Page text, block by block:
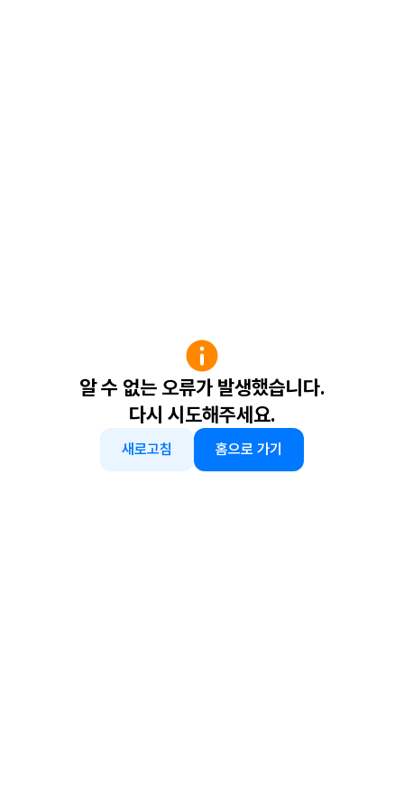
알 수 없는 오류가 발생했습니다.
다시 시도해주세요.
새로고침 홈으로 가기